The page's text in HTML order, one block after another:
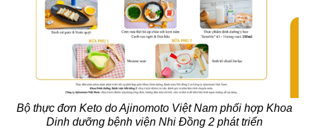
Bộ thực đơn Keto do Ajinomoto Việt Nam phối hợp Khoa
Dinh dưỡng bệnh viện Nhi Đồng 2 phát triển